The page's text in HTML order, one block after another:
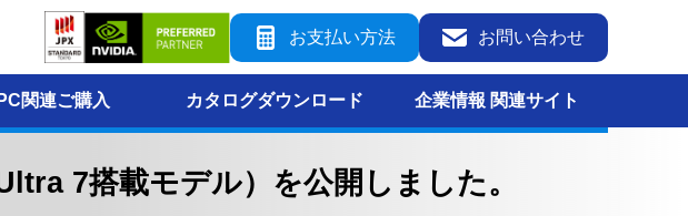
お支払い方法 お問い合わせ
PC関連ご購入 カタログダウンロード 企業情報 関連サイト
7搭載モデル）を公開しました。